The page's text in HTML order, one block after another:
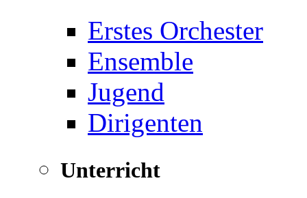
Erstes Orchester
Ensemble
Jugend
Dirigenten
Unterricht